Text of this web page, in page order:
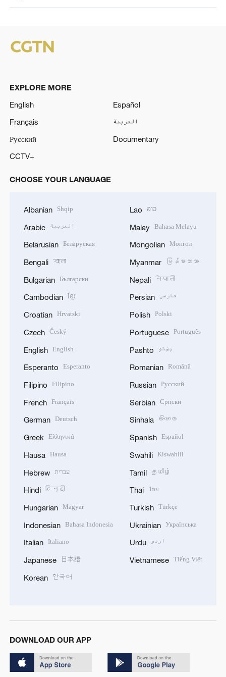
EXPLORE MORE
English
Español
Français
العربية
Русский
Documentary
CCTV+
CHOOSE YOUR LANGUAGE
Albanian Shqip
Arabic العربية
Belarusian Беларуская
Bengali বাংলা
Bulgarian Български
Cambodian ខ្មែរ
Croatian Hrvatski
Czech Český
English English
Esperanto Esperanto
Filipino Filipino
French Français
German Deutsch
Greek Ελληνικά
Hausa Hausa
Hebrew עברית
Hindi हिन्दी
Hungarian Magyar
Indonesian Bahasa Indonesia
Italian Italiano
Japanese 日本語
Korean 한국어
Lao ລາວ
Malay Bahasa Melayu
Mongolian Монгол
Myanmar မြန်မာဘာသာ
Nepali नेपाली
Persian فارسی
Polish Polski
Portuguese Português
Pashto پښتو
Romanian Română
Russian Русский
Serbian Српски
Sinhala සිංහල
Spanish Español
Swahili Kiswahili
Tamil தமிழ்
Thai ไทย
Turkish Türkçe
Ukrainian Українська
Urdu اردو
Vietnamese Tiếng Việt
DOWNLOAD OUR APP